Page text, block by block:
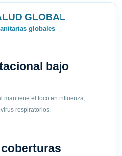
GLOBAL
globales
bajo
mantiene el foco en influenza,
respiratorios.